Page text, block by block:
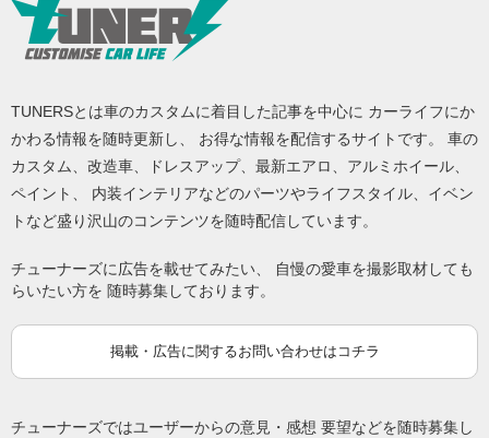
TUNERSとは車のカスタムに着目した記事を中心に カーライフにか
かわる情報を随時更新し、 お得な情報を配信するサイトです。 車の
カスタム、改造車、ドレスアップ、最新エアロ、アルミホイール、
ペイント、 内装インテリアなどのパーツやライフスタイル、イベン
トなど盛り沢山のコンテンツを随時配信しています。
チューナーズに広告を載せてみたい、 自慢の愛車を撮影取材しても
らいたい方を 随時募集しております。
掲載・広告に関するお問い合わせはコチラ
チューナーズではユーザーからの意見・感想 要望などを随時募集し